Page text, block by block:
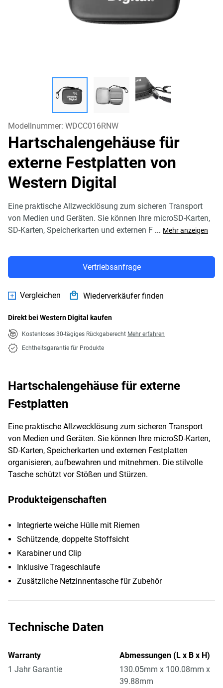
Modellnummer: WDCC016RNW
Hartschalengehäuse für
externe Festplatten von
Western Digital
Eine praktische Allzwecklösung zum sicheren Transport
von Medien und Geräten. Sie können Ihre microSD-Karten,
SD-Karten, Speicherkarten und externen F ... Mehr anzeigen
Vertriebsanfrage
Vergleichen Wiederverkäufer finden
Direkt bei Western Digital kaufen
Kostenloses 30-tägiges Rückgaberecht Mehr erfahren
Echtheitsgarantie für Produkte
Hartschalengehäuse für externe
Festplatten
Eine praktische Allzwecklösung zum sicheren Transport
von Medien und Geräten. Sie können Ihre microSD-Karten,
SD-Karten, Speicherkarten und externen Festplatten
organisieren, aufbewahren und mitnehmen. Die stilvolle
Tasche schützt vor Stößen und Stürzen.
Produkteigenschaften
Integrierte weiche Hülle mit Riemen
Schützende, doppelte Stoffsicht
Karabiner und Clip
Inklusive Trageschlaufe
Zusätzliche Netzinnentasche für Zubehör
Technische Daten
Warranty
1 Jahr Garantie
Abmessungen (L x B x H)
130.05mm x 100.08mm x
39.88mm